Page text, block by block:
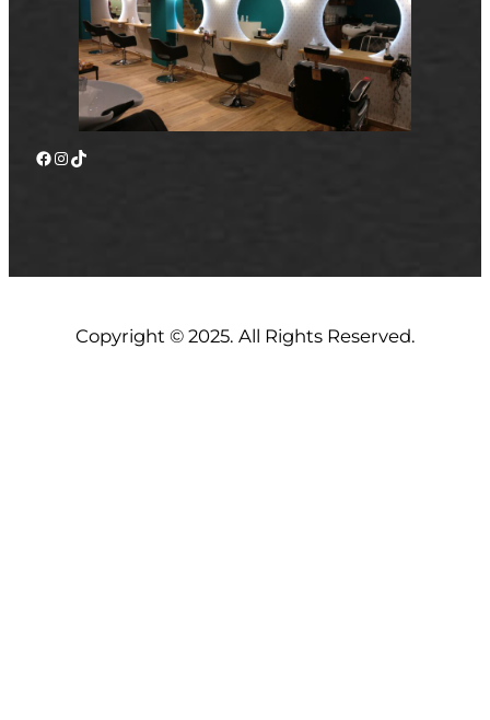
Facebook InstagramTikTok
Copyright © 2025. All Rights Reserved.